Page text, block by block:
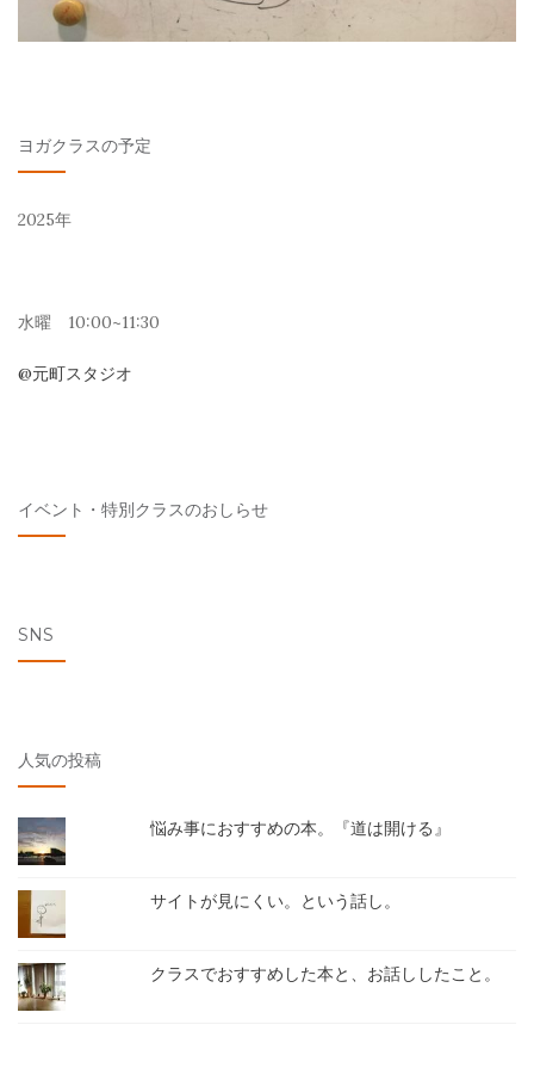
ヨガクラスの予定
2025年
水曜 10:00~11:30
@元町スタジオ
イベント・特別クラスのおしらせ
SNS
人気の投稿
悩み事におすすめの本。『道は開ける』
サイトが見にくい。という話し。
クラスでおすすめした本と、お話ししたこと。